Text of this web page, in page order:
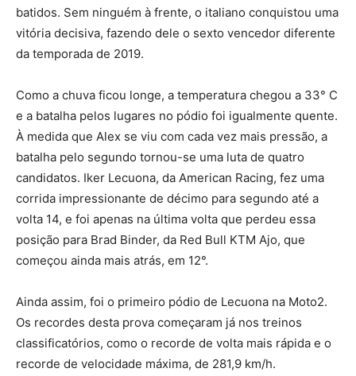
batidos. Sem ninguém à frente, o italiano conquistou uma
vitória decisiva, fazendo dele o sexto vencedor diferente
da temporada de 2019.
Como a chuva ficou longe, a temperatura chegou a 33° C
e a batalha pelos lugares no pódio foi igualmente quente.
À medida que Alex se viu com cada vez mais pressão, a
batalha pelo segundo tornou-se uma luta de quatro
candidatos. Iker Lecuona, da American Racing, fez uma
corrida impressionante de décimo para segundo até a
volta 14, e foi apenas na última volta que perdeu essa
posição para Brad Binder, da Red Bull KTM Ajo, que
começou ainda mais atrás, em 12°.
Ainda assim, foi o primeiro pódio de Lecuona na Moto2.
Os recordes desta prova começaram já nos treinos
classificatórios, como o recorde de volta mais rápida e o
recorde de velocidade máxima, de 281,9 km/h.